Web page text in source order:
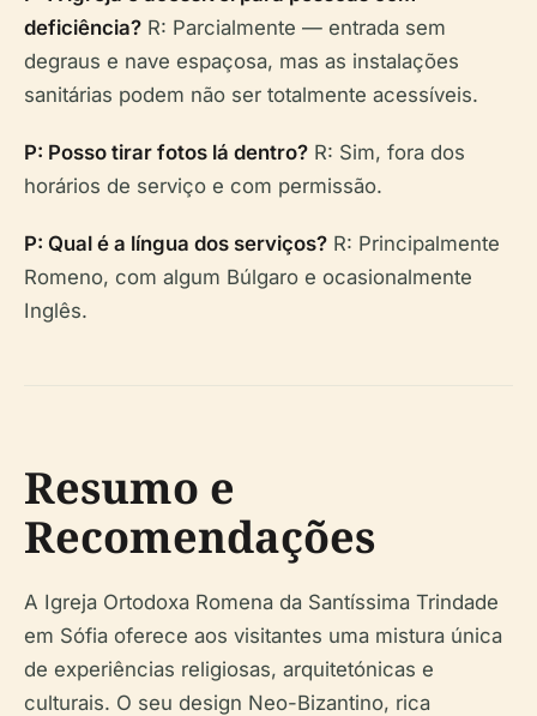
deficiência? R: Parcialmente — entrada sem
degraus e nave espaçosa, mas as instalações
sanitárias podem não ser totalmente acessíveis.
P: Posso tirar fotos lá dentro? R: Sim, fora dos
horários de serviço e com permissão.
P: Qual é a língua dos serviços? R: Principalmente
Romeno, com algum Búlgaro e ocasionalmente
Inglês.
Resumo e
Recomendações
A Igreja Ortodoxa Romena da Santíssima Trindade
em Sófia oferece aos visitantes uma mistura única
de experiências religiosas, arquitetónicas e
culturais. O seu design Neo-Bizantino, rica